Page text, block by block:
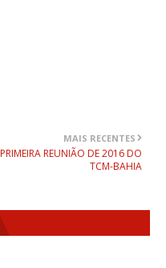
MAIS RECENTES
PRIMEIRA REUNIÃO DE 2016 DO
TCM-BAHIA